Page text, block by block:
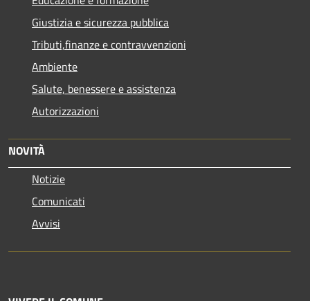
Giustizia e sicurezza pubblica
Tributi,finanze e contravvenzioni
Ambiente
Salute, benessere e assistenza
Autorizzazioni
NOVITÀ
Notizie
Comunicati
Avvisi